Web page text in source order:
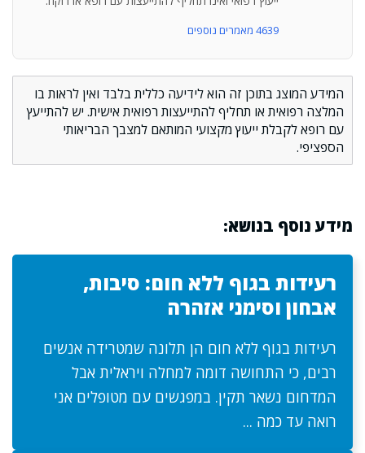
4639 מאמרים נוספים
המידע המוצג בתוכן זה הוא לידיעה כללית בלבד ואין לראות בו
המלצה רפואית או תחליף להתייעצות רפואית אישית. יש להתייעץ
עם רופא לקבלת ייעוץ מקצועי המותאם למצבך הבריאותי
הספציפי.
מידע נוסף בנושא:
רעידות בגוף ללא חום: סיבות,
אבחון וסימני אזהרה
רעידות בגוף ללא חום הן תלונה שמטרידה אנשים
רבים, כי התחושה דומה למחלה ויראלית אבל
המדחום נשאר תקין. במפגשים עם מטופלים אני
רואה עד כמה ...